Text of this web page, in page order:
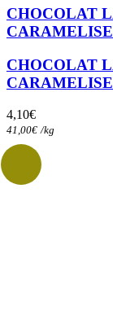
CHOCOLAT
CHOCOLAT
4,10€
41,00€ /kg